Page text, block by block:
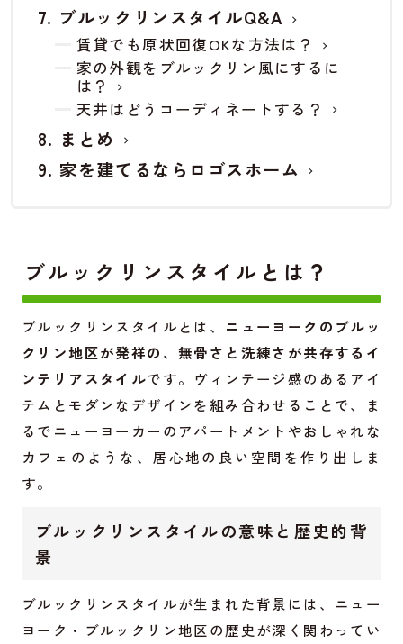
ブルックリンスタイルQ&A
賃貸でも原状回復OKな方法は？
家の外観をブルックリン風にするに
は？
天井はどうコーディネートする？
まとめ
家を建てるならロゴスホーム
ブルックリンスタイルとは？
ブルックリンスタイルとは、 ニューヨークのブルッ
クリン地区が発祥の、無骨さと洗練さが共存するイ
ンテリアスタイルです。ヴィンテージ感のあるアイ
テムとモダンなデザインを組み合わせることで、ま
るでニューヨーカーのアパートメントやおしゃれな
カフェのような、居心地の良い空間を作り出しま
す。
ブルックリンスタイルの意味と歴史的背
景
ブルックリンスタイルが生まれた背景には、ニュー
ヨーク・ブルックリン地区の歴史が深く関わってい